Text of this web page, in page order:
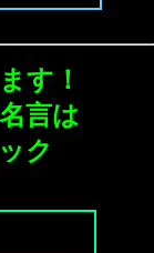
す！
言は
ク